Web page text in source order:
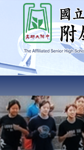
內
容
國立高雄師範大學
High School of
AFFILIATED